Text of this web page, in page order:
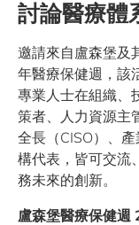
討論醫療體
邀請來自盧森堡及
年醫療保健週，該
專業人士在組織、
策者、人力資源主
全長（CISO）、
構代表，皆可交流
務未來的創新。
盧森堡醫療保健週